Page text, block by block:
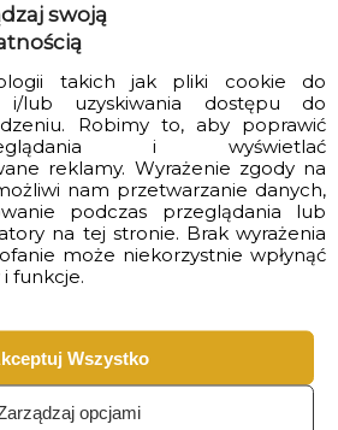
swoją
takich jak pliki cookie do
i/lub uzyskiwania dostępu do
Robimy to, aby poprawić
i wyświetlać
reklamy. Wyrażenie zgody na
nam przetwarzanie danych,
podczas przeglądania lub
na tej stronie. Brak wyrażenia
może niekorzystnie wpłynąć
funkcje.
Wszystko
opcjami
2 do 4 dniroboczych